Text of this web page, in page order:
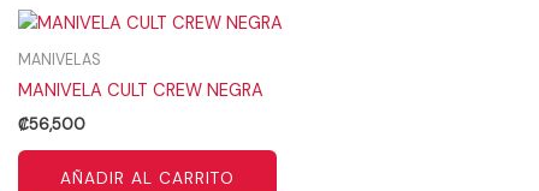
MANIVELAS
MANIVELA CULT CREW NEGRA
₡56,500
AÑADIR AL CARRITO